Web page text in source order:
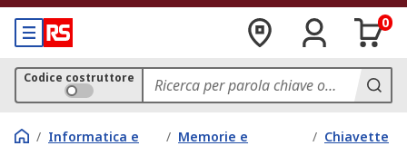
0
Codice costruttore
/ Informatica e
/ Memorie e
/ Chiavette